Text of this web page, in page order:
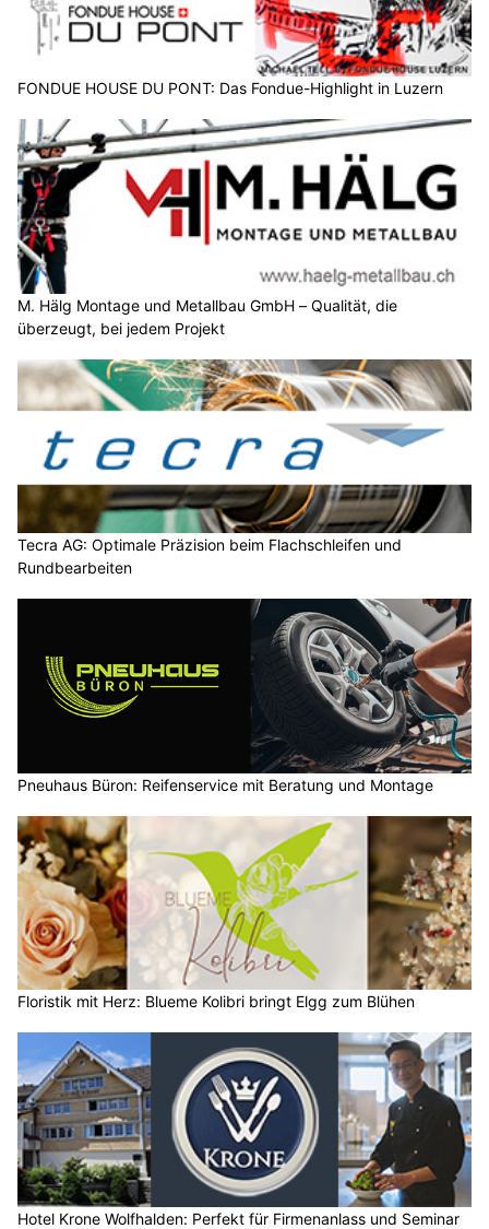
FONDUE HOUSE DU PONT: Das Fondue-Highlight in Luzern
M. Hälg Montage und Metallbau GmbH – Qualität, die
überzeugt, bei jedem Projekt
Tecra AG: Optimale Präzision beim Flachschleifen und
Rundbearbeiten
Pneuhaus Büron: Reifenservice mit Beratung und Montage
Floristik mit Herz: Blueme Kolibri bringt Elgg zum Blühen
Hotel Krone Wolfhalden: Perfekt für Firmenanlass und Seminar